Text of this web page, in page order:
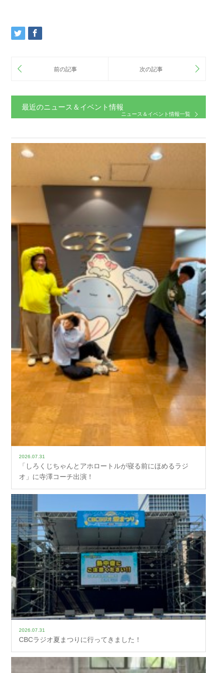
最近のニュース＆イベント情報
ニュース＆イベント情報一覧
2026.07.31
「しろくじちゃんとアホロートルが寝る前にほめるラジ
オ」に寺澤コーチ出演！
2026.07.31
CBCラジオ夏まつりに行ってきました！